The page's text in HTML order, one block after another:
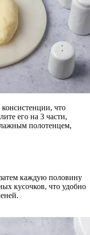
что
его на 3 части,
полотенцем,
каждую половину
кусочков, что удобно